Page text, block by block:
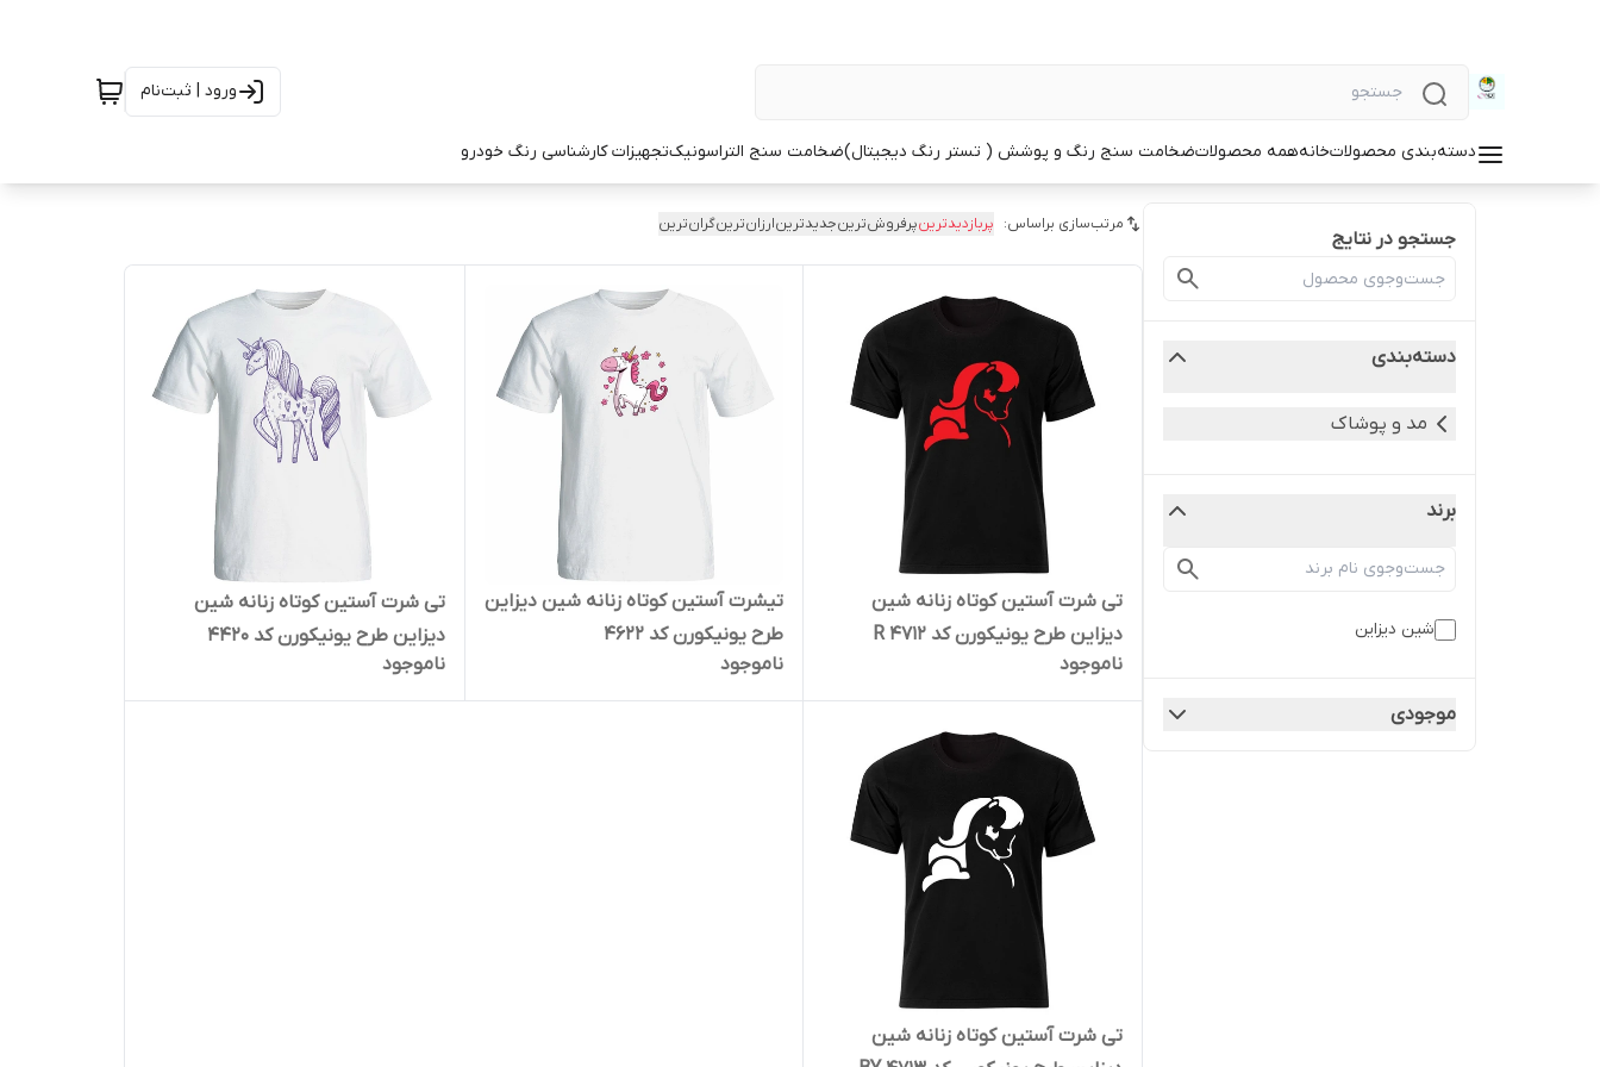
ورود | ثبت‌نام
دسته‌بندی محصولاتخانههمه محصولاتضخامت سنج رنگ و پوشش ( تستر رنگ دیجیتال)ضخامت سنج التراسونیکتجهیزات کارشناسی رنگ خودرو
جستجو در نتایج
دسته‌بندی
مد و پوشاک
برند
شین دیزاین
موجودی
مرتب‌سازی براساس: پربازدیدترینپرفروش‌ترینجدیدترینارزان‌ترینگران‌ترین
تی شرت آستین کوتاه زنانه شین
دیزاین طرح یونیکورن کد 4712 R
ناموجود
تیشرت آستین کوتاه زنانه شین دیزاین
طرح یونیکورن کد 4622
ناموجود
تی شرت آستین کوتاه زنانه شین
دیزاین طرح یونیکورن کد 4420
ناموجود
تی شرت آستین کوتاه زنانه شین